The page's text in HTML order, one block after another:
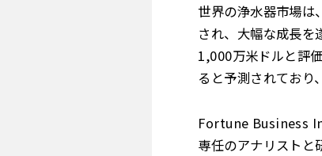
世界の浄水器市場は
され、大幅な成長
1,000万米ドルと評
ると予測されており
Fortune Business
専任のアナリストと